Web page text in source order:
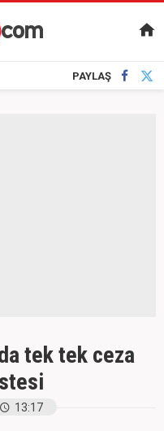
PAYLAŞ
tek tek ceza
13:17